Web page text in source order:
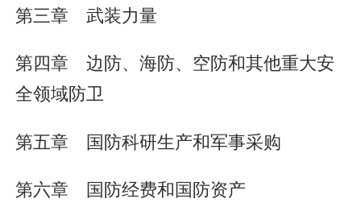
第三章 武装力量
第四章 边防、海防、空防和其他重大安
全领域防卫
第五章 国防科研生产和军事采购
第六章 国防经费和国防资产